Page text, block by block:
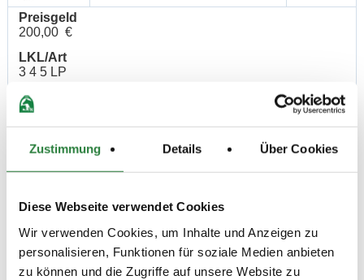
Zustimmung Details Über Cookies
Diese Webseite verwendet Cookies
Wir verwenden Cookies, um Inhalte und Anzeigen zu
personalisieren, Funktionen für soziale Medien anbieten
zu können und die Zugriffe auf unsere Website zu
Preisgeld
200,00 €
LKL/Art
3 4 5 LP
17.06.2018
(n)
DPF
Preisgeld
150,00 €
16.06.2018
(v )
7. Dressurprüfung Kl.A*
Preisgeld